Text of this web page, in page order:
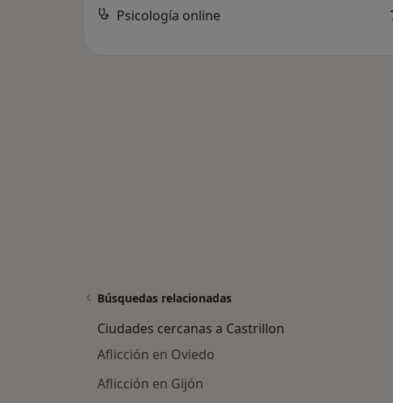
Psicología online
Búsquedas relacionadas
Ciudades cercanas a Castrillon
Aflicción en Oviedo
Aflicción en Gijón